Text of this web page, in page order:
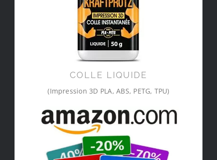
COLLE LIQUIDE
(Impression 3D PLA, ABS, PETG, TPU)